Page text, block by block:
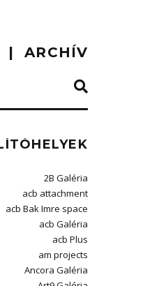
ARCHÍV
2B Galéria
acb attachment
acb Bak Imre space
acb Galéria
acb Plus
am projects
Ancora Galéria